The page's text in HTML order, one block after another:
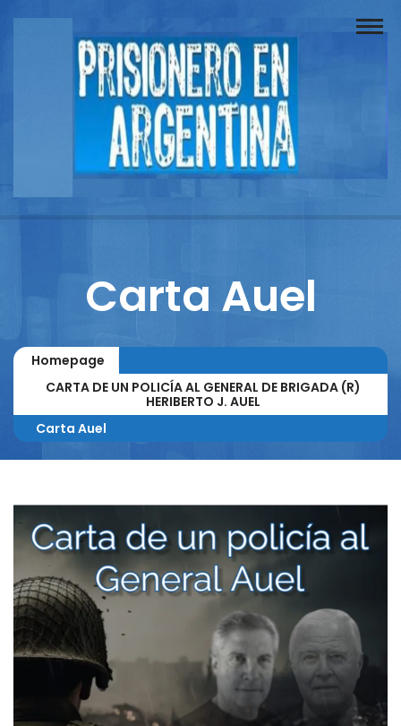
Buscador
Documentos
Reportajes
Columnistas
Contacto
Carta Auel
Homepage
CARTA DE UN POLICÍA AL GENERAL DE BRIGADA (R)
HERIBERTO J. AUEL
Carta Auel